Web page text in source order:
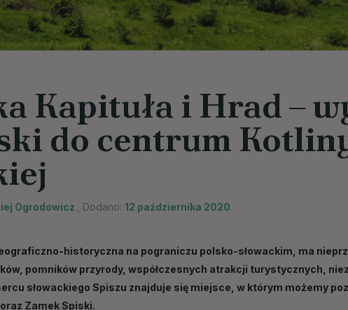
Kapituła i Hrad –
do centrum
Ogrodowicz , Dodano:12 października 2020
historyczna na pograniczu polsko-słowackim, ma
pomników przyrody, współczesnych atrakcji turystycznych,
słowackiego Spiszu znajduje się miejsce, w którym możemy
Zamek Spiski.